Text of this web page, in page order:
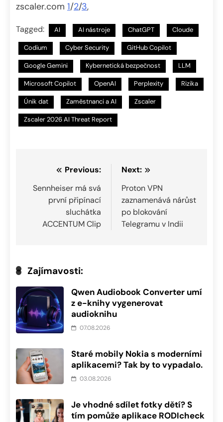
zscaler.com 1/2/3,
Tagged: AI AI nástroje ChatGPT Cloude
Codium Cyber Security GitHub Copilot
Google Gemini Kybernetická bezpečnost LLM
Microsoft Copilot OpenAI Perplexity Rizika
Únik dat Zaměstnanci a AI Zscaler
Zscaler 2026 AI Threat Report
Navigace
pro
příspěvek
Previous:
Sennheiser má svá
první připínací
sluchátka
ACCENTUM Clip
Next:
Proton VPN
zaznamenává nárůst
po blokování
Telegramu v Indii
Zajímavosti:
Qwen Audiobook Converter umí
z e-knihy vygenerovat
audioknihu
07.08.2026
Staré mobily Nokia s moderními
aplikacemi? Tak by to vypadalo.
03.08.2026
Je vhodné sdílet fotky dětí? S
tím pomůže aplikace RODIcheck